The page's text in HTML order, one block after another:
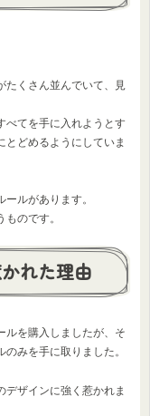
たくさん並んでいて、見
べてを手に入れようとす
とどめるようにしていま
ルがあります。
のです。
れた理由
ルを購入しましたが、そ
みを手に取りました。
デザインに強く惹かれま